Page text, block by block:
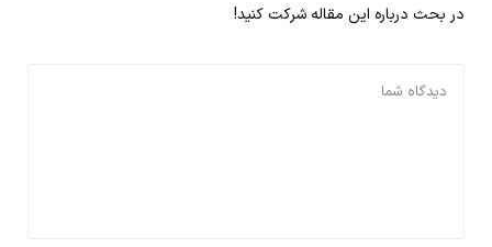
در بحث درباره این مقاله شرکت کنید!